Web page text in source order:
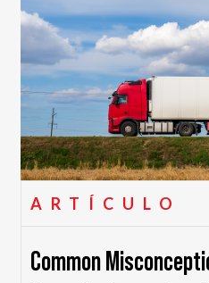
ARTÍCULO
Common